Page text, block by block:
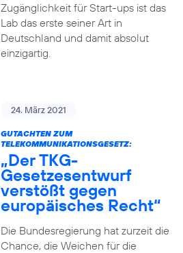
Zugänglichkeit für Start-ups ist das
Lab das erste seiner Art in
Deutschland und damit absolut
einzigartig.
24. März 2021
GUTACHTEN ZUM
TELEKOMMUNIKATIONSGESETZ:
„Der TKG-
Gesetzesentwurf
verstößt gegen
europäisches Recht“
Die Bundesregierung hat zurzeit die
Chance, die Weichen für die